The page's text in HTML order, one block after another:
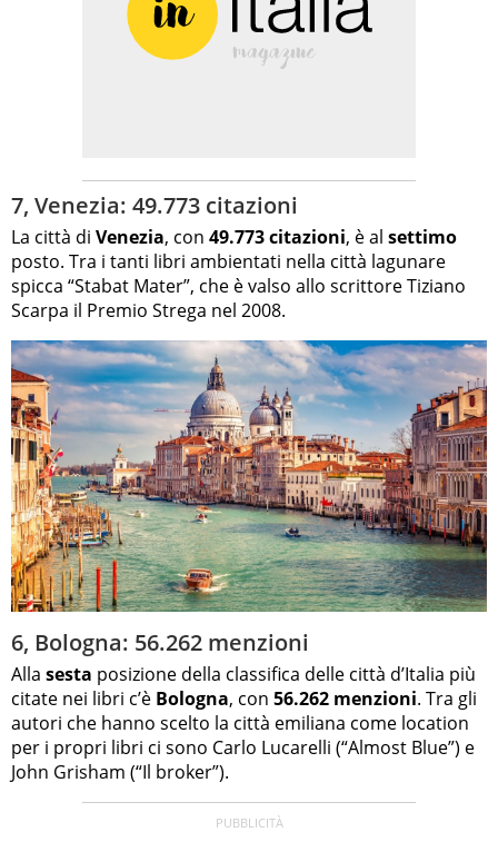
7, Venezia: 49.773 citazioni
La città di Venezia, con 49.773 citazioni, è al settimo
posto. Tra i tanti libri ambientati nella città lagunare
spicca “Stabat Mater”, che è valso allo scrittore Tiziano
Scarpa il Premio Strega nel 2008.
6, Bologna: 56.262 menzioni
Alla sesta posizione della classifica delle città d’Italia più
citate nei libri c’è Bologna, con 56.262 menzioni. Tra gli
autori che hanno scelto la città emiliana come location
per i propri libri ci sono Carlo Lucarelli (“Almost Blue”) e
John Grisham (“Il broker”).